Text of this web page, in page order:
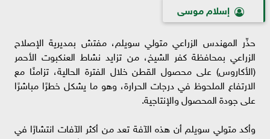
إسلام موسى
حذّر المهندس الزراعي متولي سويلم، مفتش بمديرية الإصلاح
الزراعي بمحافظة كفر الشيخ، من تزايد نشاط العنكبوت الأحمر
(الأكاروس) على محصول القطن خلال الفترة الحالية، تزامنًا مع
الارتفاع الملحوظ في درجات الحرارة، وهو ما يشكل خطرًا مباشرًا
على جودة المحصول والإنتاجية.
وأكد متولي سويلم أن هذه الآفة تعد من أكثر الآفات انتشارًا في